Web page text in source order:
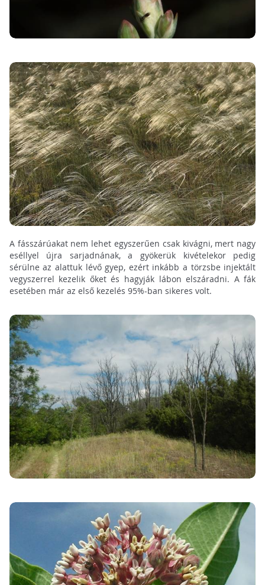
A fásszárúakat nem lehet egyszerűen csak kivágni, mert nagy
eséllyel újra sarjadnának, a gyökerük kivételekor pedig
sérülne az alattuk lévő gyep, ezért inkább a törzsbe injektált
vegyszerrel kezelik őket és hagyják lábon elszáradni. A fák
esetében már az első kezelés 95%-ban sikeres volt.